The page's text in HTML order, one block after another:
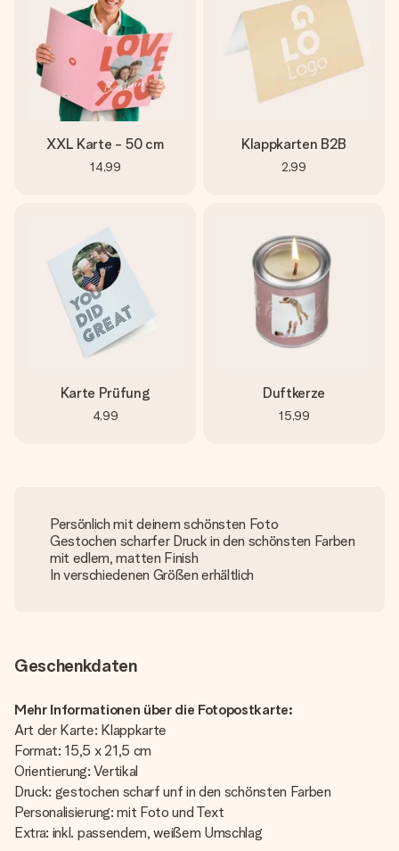
XXL Karte - 50 cm
14,99
Klappkarten B2B
2,99
Karte Prüfung
4,99
Duftkerze
15,99
Persönlich mit deinem schönsten Foto
Gestochen scharfer Druck in den schönsten Farben
mit edlem, matten Finish
In verschiedenen Größen erhältlich
Geschenkdaten
Mehr Informationen über die Fotopostkarte:
Art der Karte: Klappkarte
Format: 15,5 x 21,5 cm
Orientierung: Vertikal
Druck: gestochen scharf unf in den schönsten Farben
Personalisierung: mit Foto und Text
Extra: inkl. passendem, weißem Umschlag